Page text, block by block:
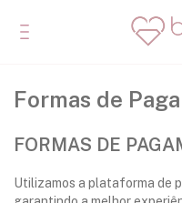
Formas de
FORMAS DE
Utilizamos a plataforma de